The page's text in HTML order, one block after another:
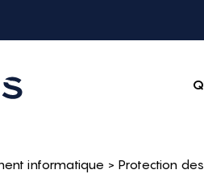
informatique > Protection